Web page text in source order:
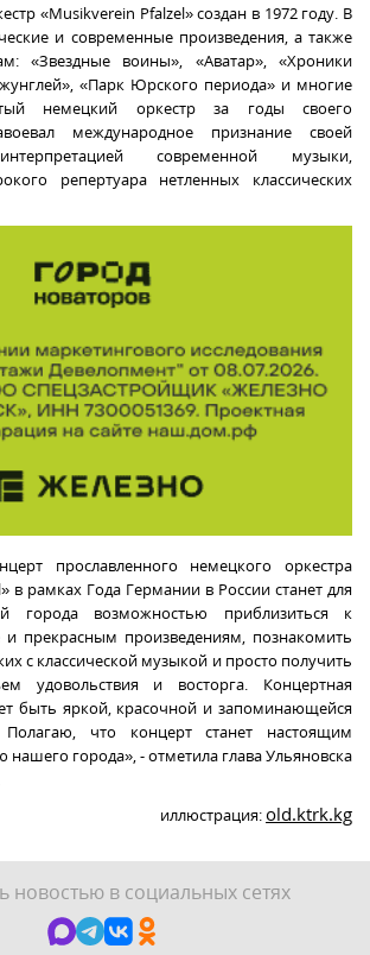
«Musikverein Pfalzel» создан в 1972 году. В
и современные произведения, а также
«Звездные воины», «Аватар», «Хроники
«Парк Юрского периода» и многие
немецкий оркестр за годы своего
международное признание своей
современной музыки,
репертуара нетленных классических
прославленного немецкого оркестра
в рамках Года Германии в России станет для
города возможностью приблизиться к
прекрасным произведениям, познакомить
с классической музыкой и просто получить
удовольствия и восторга. Концертная
быть яркой, красочной и запоминающейся
что концерт станет настоящим
города», - отметила глава Ульяновска
иллюстрация:old.ktrk.kg
новостью в социальных сетях